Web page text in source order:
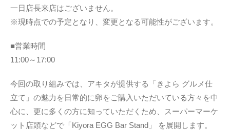
一日店長来店はございません。
※現時点での予定となり、変更となる可能性がございます。
■営業時間
11:00～17:00
今回の取り組みでは、アキタが提供する「きよら グルメ仕
立て」の魅力を日常的に卵をご購入いただいている方々を中
心に、更に多くの方に知っていただくため、スーパーマーケ
ット店頭などで「Kiyora EGG Bar Stand」 を展開します。